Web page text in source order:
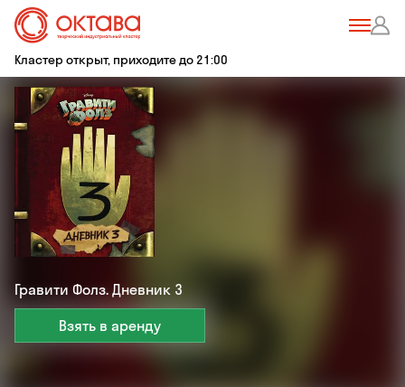
Кластер открыт, приходите до 21:00
Гравити Фолз. Дневник 3
Взять в аренду